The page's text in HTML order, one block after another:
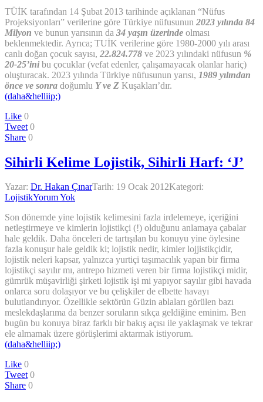
TÜİK tarafından 14 Şubat 2013 tarihinde açıklanan “Nüfus
Projeksiyonları” verilerine göre Türkiye nüfusunun 2023 yılında 84
Milyon ve bunun yarısının da 34 yaşın üzerinde olması
beklenmektedir. Ayrıca; TUİK verilerine göre 1980-2000 yılı arası
canlı doğan çocuk sayısı, 22.824.778 ve 2023 yılındaki nüfusun %
20-25’inibu çocuklar (vefat edenler, çalışamayacak olanlar hariç)
oluşturacak. 2023 yılında Türkiye nüfusunun yarısı, 1989 yılından
önce ve sonra doğumlu Y ve Z Kuşakları’dır.
(daha&helliip;)
Like 0
Tweet 0
Share 0
Sihirli Kelime Lojistik, Sihirli Harf: ‘J’
Yazar: Dr. Hakan ÇınarTarih: 19 Ocak 2012Kategori:
LojistikYorum Yok
Son dönemde yine lojistik kelimesini fazla irdelemeye, içeriğini
netleştirmeye ve kimlerin lojistikçi (!) olduğunu anlamaya çabalar
hale geldik. Daha önceleri de tartışılan bu konuyu yine öylesine
fazla konuşur hale geldik ki; lojistik nedir, kimler lojjistikçidir,
lojistik neleri kapsar, yalnızca yurtiçi taşımacılık yapan bir firma
lojistikçi sayılır mı, antrepo hizmeti veren bir firma lojistikçi midir,
gümrük müşavirliği şirketi lojistik işi mi yapıyor sayılır gibi havada
onlarca soru dolaşıyor ve bu çelişkiler de elbette havayı
bulutlandırıyor. Özellikle sektörün Güzin ablaları görülen bazı
meslekdaşlarıma da benzer soruların sıkça geldiğine eminim. Ben
bugün bu konuya biraz farklı bir bakış açısı ile yaklaşmak ve tekrar
ele almamak üzere görüşlerimi aktarmak istiyorum.
(daha&helliip;)
Like 0
Tweet 0
Share 0